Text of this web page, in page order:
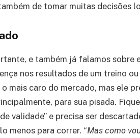
de tomar muitas decisões
e também já falamos sobre
nos resultados de um treino
mais caro do mercado, mas ele
para sua pisada.
validade” e precisa ser
menos para correr. “Mas como